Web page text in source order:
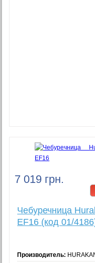
7 019 грн.
Чебуречница
EF16 (код 01/
Производитель: